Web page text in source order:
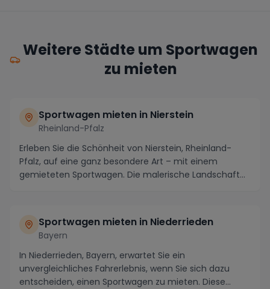
Weitere Städte um Sportwagen
zu mieten
Sportwagen mieten in Nierstein
Rheinland-Pfalz
Erleben Sie die Schönheit von Nierstein, Rheinland-
Pfalz, auf eine ganz besondere Art – mit einem
gemieteten Sportwagen. Die malerische Landschaft
Sportwagen mieten in Niederrieden
Bayern
In Niederrieden, Bayern, erwartet Sie ein
unvergleichliches Fahrerlebnis, wenn Sie sich dazu
entscheiden, einen Sportwagen zu mieten. Diese